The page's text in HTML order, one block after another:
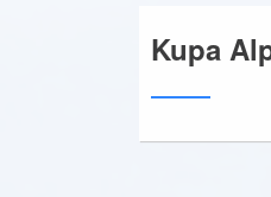
Kupa